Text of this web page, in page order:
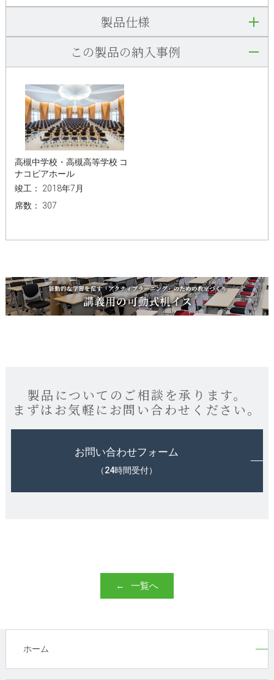
製品仕様
この製品の納入事例
高槻中学校・高槻高等学校 コ
ナコピアホール
竣工： 2018年7月
席数： 307
製品についてのご相談を承ります。
まずはお気軽にお問い合わせください。
お問い合わせフォーム
（24時間受付）
一覧へ
ホーム